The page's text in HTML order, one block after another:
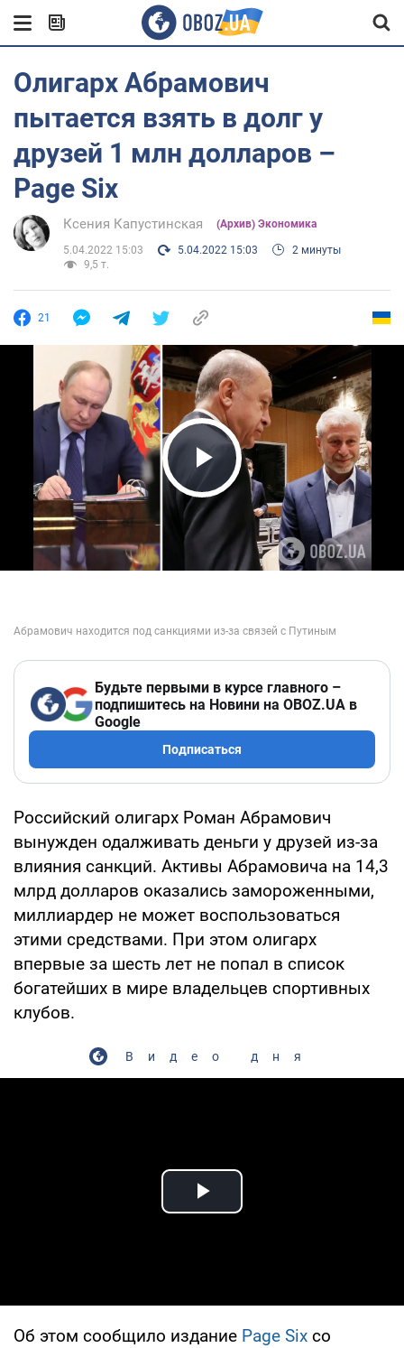
Олигарх Абрамович
пытается взять в долг у
друзей 1 млн долларов –
Page Six
Ксения Капустинская (Архив) Экономика
5.04.2022 15:03 5.04.2022 15:03
2 минуты
9,5 т.
21
Play Video
Будьте первыми в курсе главного –
подпишитесь на Новини на OBOZ.UA в
Google
Подписаться
Российский олигарх Роман Абрамович
вынужден одалживать деньги у друзей из-за
влияния санкций. Активы Абрамовича на 14,3
млрд долларов оказались замороженными,
миллиардер не может воспользоваться
этими средствами. При этом олигарх
впервые за шесть лет не попал в список
богатейших в мире владельцев спортивных
клубов.
Видео дня
Play Video
Об этом сообщило издание Page Six со